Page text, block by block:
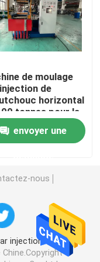
de silicone
hydraulique
LSR
de moulage
de
horizontal
tonnes pour la
de pièces
envoyer une
nous
injection en
Chine.Copyright